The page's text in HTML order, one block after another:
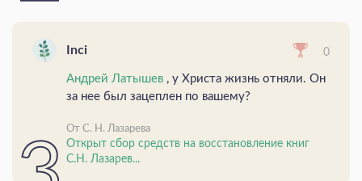
Inci 0
Андрей Латышев , у Христа жизнь отняли. Он
за нее был зацеплен по вашему?
От С. Н. Лазарева
Открыт сбор средств на восстановление книг
С.Н. Лазарев...